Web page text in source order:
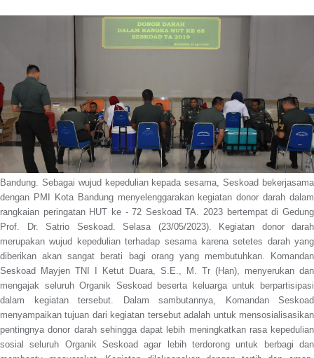
Bandung. Sebagai wujud kepedulian kepada sesama, Seskoad bekerjasama
dengan PMI Kota Bandung menyelenggarakan kegiatan donor darah dalam
rangkaian peringatan HUT ke - 72 Seskoad TA. 2023 bertempat di Gedung
Prof. Dr. Satrio Seskoad. Selasa (23/05/2023). Kegiatan donor darah
merupakan wujud kepedulian terhadap sesama karena setetes darah yang
diberikan akan sangat berati bagi orang yang membutuhkan. Komandan
Seskoad Mayjen TNI I Ketut Duara, S.E., M. Tr (Han), menyerukan dan
mengajak seluruh Organik Seskoad beserta keluarga untuk berpartisipasi
dalam kegiatan tersebut. Dalam sambutannya, Komandan Seskoad
menyampaikan tujuan dari kegiatan tersebut adalah untuk mensosialisasikan
pentingnya donor darah sehingga dapat lebih meningkatkan rasa kepedulian
sosial seluruh Organik Seskoad agar lebih terdorong untuk berbagi dan